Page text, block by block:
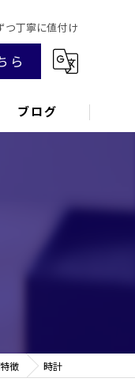
つ丁寧に値付け
ら
ブログ
徴 時計